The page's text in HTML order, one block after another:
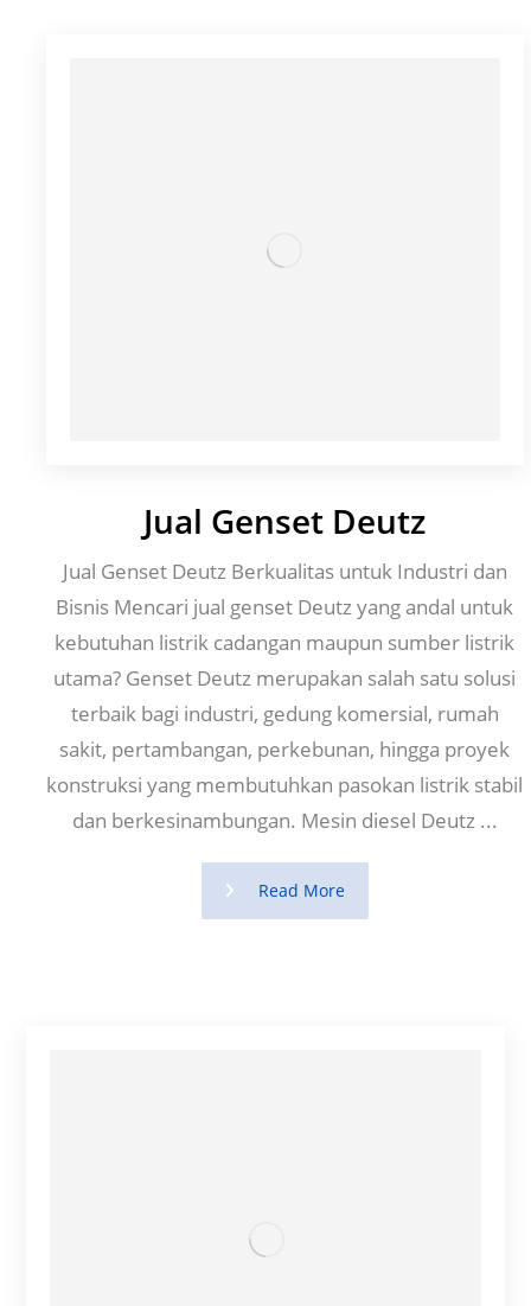
Jual Genset Deutz
Jual Genset Deutz Berkualitas untuk Industri dan
Bisnis Mencari jual genset Deutz yang andal untuk
kebutuhan listrik cadangan maupun sumber listrik
utama? Genset Deutz merupakan salah satu solusi
terbaik bagi industri, gedung komersial, rumah
sakit, pertambangan, perkebunan, hingga proyek
konstruksi yang membutuhkan pasokan listrik stabil
dan berkesinambungan. Mesin diesel Deutz ...
Read More